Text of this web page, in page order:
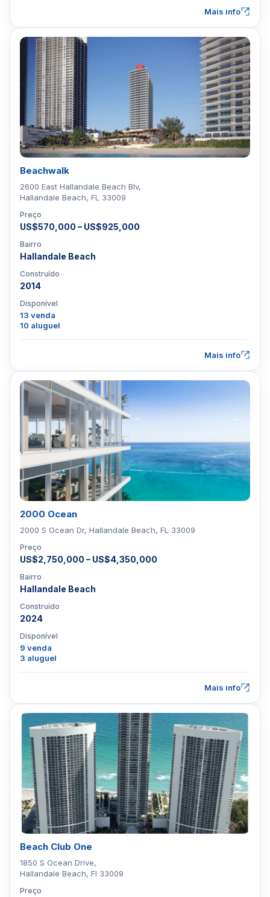
Mais info
Beachwalk
2600 East Hallandale Beach Blv,
Hallandale Beach, FL 33009
Preço
US$570,000 – US$925,000
Bairro
Hallandale Beach
Construído
2014
Disponível
13 venda
10 aluguel
Mais info
2000 Ocean
2000 S Ocean Dr, Hallandale Beach, FL 33009
Preço
US$2,750,000 – US$4,350,000
Bairro
Hallandale Beach
Construído
2024
Disponível
9 venda
3 aluguel
Mais info
Beach Club One
1850 S Ocean Drive,
Hallandale Beach, Fl 33009
Preço